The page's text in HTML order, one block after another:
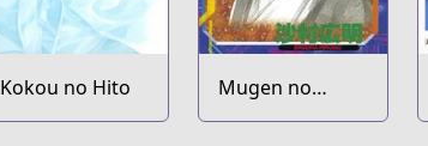
Kokou no Hito
Mugen no
Juunin